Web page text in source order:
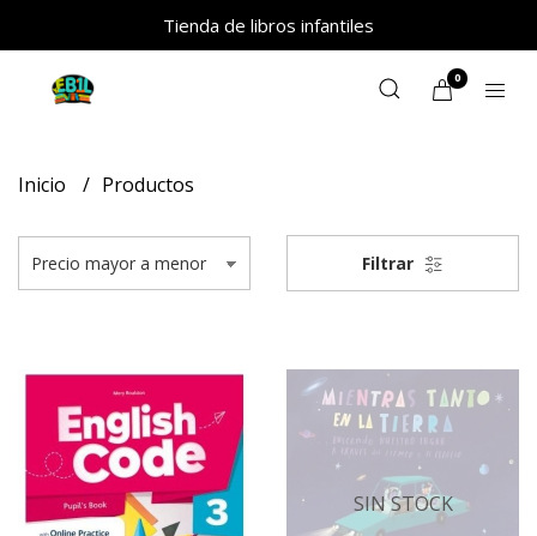
Tienda de libros infantiles
0
Inicio Productos
Filtrar
SIN STOCK